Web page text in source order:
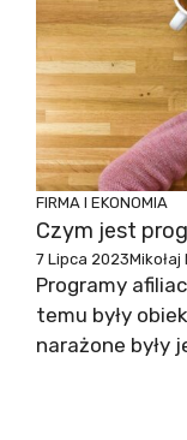
FIRMA I EKONOMIA
Czym jest
7 Lipca 2023Mikołaj
Programy
temu były
narażone były